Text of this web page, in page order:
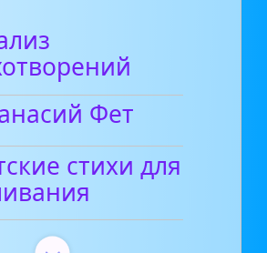
Фет
стихи для